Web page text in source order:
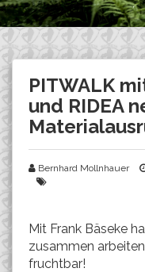
PITWALK
und RIDEA
Bernhard Mollnhauer
Mit Frank Bäseke
zusammen
fruchtbar!